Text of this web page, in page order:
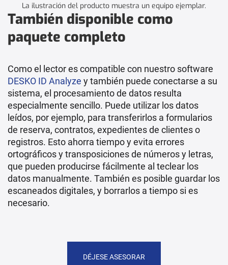
La ilustración del producto muestra un equipo ejemplar.
También disponible como
paquete completo
Como el lector es compatible con nuestro software
DESKO ID Analyze y también puede conectarse a su
sistema, el procesamiento de datos resulta
especialmente sencillo. Puede utilizar los datos
leídos, por ejemplo, para transferirlos a formularios
de reserva, contratos, expedientes de clientes o
registros. Esto ahorra tiempo y evita errores
ortográficos y transposiciones de números y letras,
que pueden producirse fácilmente al teclear los
datos manualmente. También es posible guardar los
escaneados digitales, y borrarlos a tiempo si es
necesario.
DÉJESE ASESORAR